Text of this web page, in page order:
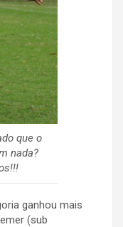
que o
nada?
ganhou mais
(sub